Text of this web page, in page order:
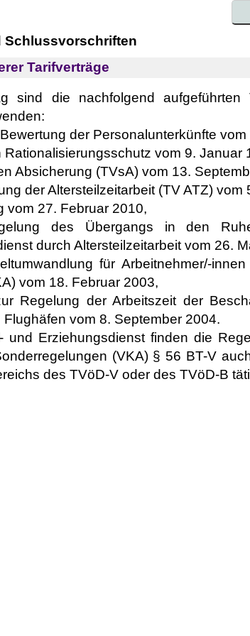
Schlussvorschriften
Tarifverträge
sind die nachfolgend aufgeführten
der Personalunterkünfte
Rationalisierungsschutz vom 9. Januar
Absicherung (TVsA) vom 13.
der Altersteilzeitarbeit (TV ATZ) vom
vom 27. Februar 2010,
des Übergangs in den
durch Altersteilzeitarbeit vom 26.
für Arbeitnehmer/-
vom 18. Februar 2003,
Regelung der Arbeitszeit der
vom 8. September 2004.
und Erziehungsdienst finden die
(VKA) § 56 BT-V
des TVöD-V oder des TVöD-B